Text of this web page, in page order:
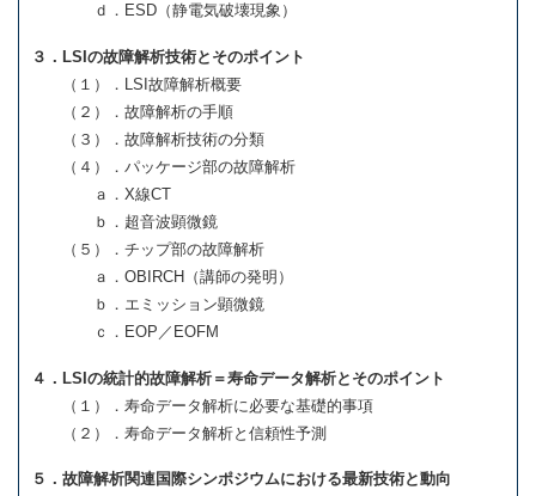
ｄ．ESD（静電気破壊現象）
３．LSIの故障解析技術とそのポイント
（１）．LSI故障解析概要
（２）．故障解析の手順
（３）．故障解析技術の分類
（４）．パッケージ部の故障解析
ａ．X線CT
ｂ．超音波顕微鏡
（５）．チップ部の故障解析
ａ．OBIRCH（講師の発明）
ｂ．エミッション顕微鏡
ｃ．EOP／EOFM
４．LSIの統計的故障解析＝寿命データ解析とそのポイント
（１）．寿命データ解析に必要な基礎的事項
（２）．寿命データ解析と信頼性予測
５．故障解析関連国際シンポジウムにおける最新技術と動向